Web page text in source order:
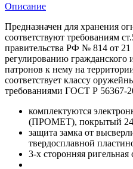
Описание
Предназначен для хранения
соответствуют требованиям
правительства РФ № 814 от
регулированию гражданского
патронов к нему на
соответствует классу
требованиями ГОСТ Р 56367-
комплектуются
(ПРОМЕТ), покрытый
защита замка от
твердосплавной
3-х сторонняя ригельная